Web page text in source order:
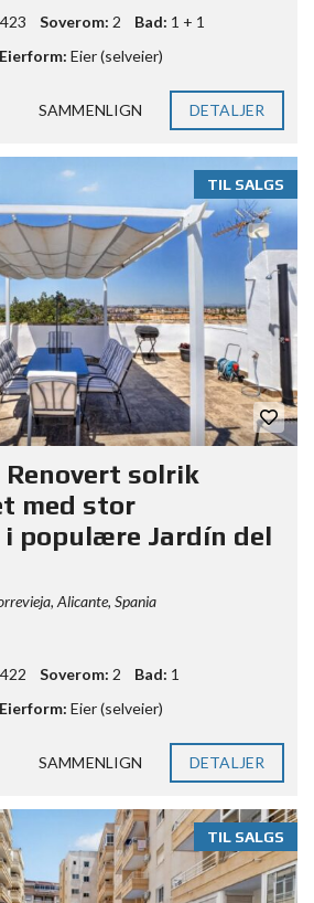
Soverom: 2 Bad: 1 + 1
Eierform: Eier (selveier)
SAMMENLIGN DETALJER
TIL SALGS
Renovert solrik
med stor
populære Jardín del
Alicante, Spania
Soverom: 2 Bad: 1
Eierform: Eier (selveier)
SAMMENLIGN DETALJER
TIL SALGS